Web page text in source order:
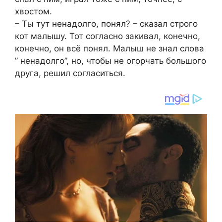
хвостом.
– Ты тут ненадолго, понял? – сказал строго
кот малышу. Тот согласно закивал, конечно,
конечно, он всё понял. Малыш не знал слова
” ненадолго”, но, чтобы не огорчать большого
друга, решил согласиться.